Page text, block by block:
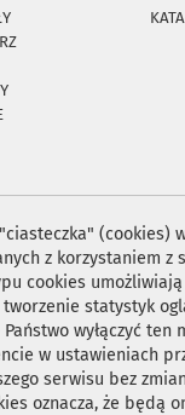
(cookies)
z korzystaniem z
cookies
tworzenie statystyk
wyłączyć ten
w ustawieniach
serwisu bez
oznacza, że będą